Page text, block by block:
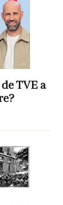
TVE a